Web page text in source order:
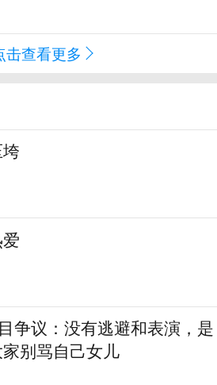
击查看更多
争议：没有逃避和表演，是
别骂自己女儿